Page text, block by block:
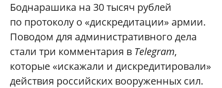
Боднарашика на 30 тысяч рублей
по протоколу о «дискредитации» армии.
Поводом для административного дела
стали три комментария в Telegram,
которые «искажали и дискредитировали»
действия российских вооруженных сил.